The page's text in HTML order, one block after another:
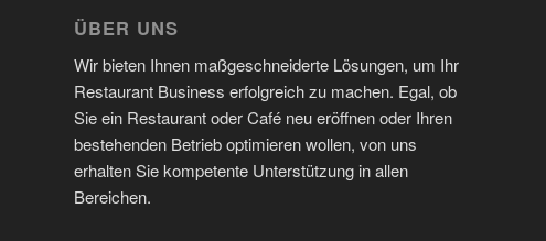
ÜBER UNS
Wir bieten Ihnen maßgeschneiderte Lösungen, um Ihr
Restaurant Business erfolgreich zu machen. Egal, ob
Sie ein Restaurant oder Café neu eröffnen oder Ihren
bestehenden Betrieb optimieren wollen, von uns
erhalten Sie kompetente Unterstützung in allen
Bereichen.